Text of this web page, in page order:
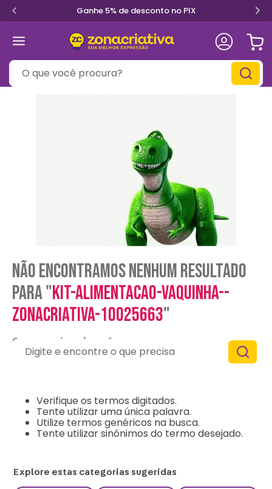
Ganhe 5% de desconto no PIX
O que você procura?
Não encontramos nenhum resultado
para "kit-alimentacao-vaquinha--
zonacriativa-10025663"
O que eu devo fazer?
Verifique os termos digitados.
Tente utilizar uma única palavra.
Utilize termos genéricos na busca.
Tente utilizar sinônimos do termo desejado.
Digite e encontre o que precisa
Explore estas categorias sugeridas